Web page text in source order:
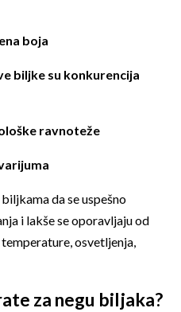
boja
biljke su konkurencija
ravnoteže
da se uspešno
i lakše se oporavljaju od
osvetljenja,
za negu biljaka?